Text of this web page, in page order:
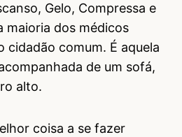
Gelo, Compressa e
maioria dos médicos
cidadão comum. É aquela
de um sofá,
alto.
coisa a se fazer